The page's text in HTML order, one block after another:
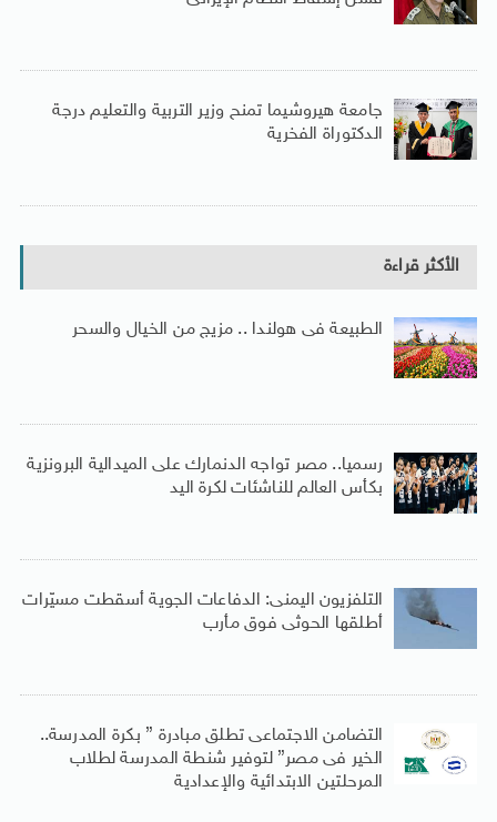
جامعة هيروشيما تمنح وزير التربية والتعليم درجة
الدكتوراة الفخرية
الأكثر قراءة
الطبيعة فى هولندا .. مزيج من الخيال والسحر
رسميا.. مصر تواجه الدنمارك على الميدالية البرونزية
بكأس العالم للناشئات لكرة اليد
التلفزيون اليمنى: الدفاعات الجوية أسقطت مسيّرات
أطلقها الحوثى فوق مأرب
التضامن الاجتماعى تطلق مبادرة ” بكرة المدرسة..
الخير فى مصر” لتوفير شنطة المدرسة لطلاب
المرحلتين الابتدائية والإعدادية